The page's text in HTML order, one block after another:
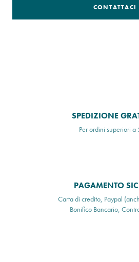
CONTATTACI
SPEDIZIONE
Per ordini superiori a
PAGAMENTO
Carta di credito, Paypal
Bonifico Bancario,